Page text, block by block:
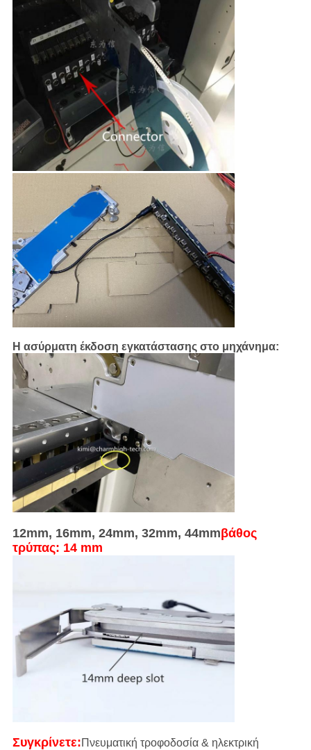
Η ασύρματη έκδοση εγκατάστασης στο μηχάνημα:
12mm, 16mm, 24mm, 32mm, 44mmβάθος
τρύπας: 14 mm
Συγκρίνετε:Πνευματική τροφοδοσία & ηλεκτρική